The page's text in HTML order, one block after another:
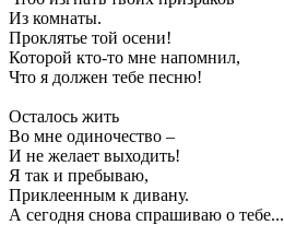
Из комнаты.
Проклятье той осени!
Которой кто-то мне напомнил,
Что я должен тебе песню!
Осталось жить
Во мне одиночество –
И не желает выходить!
Я так и пребываю,
Приклеенным к дивану.
А сегодня снова спрашиваю о тебе...